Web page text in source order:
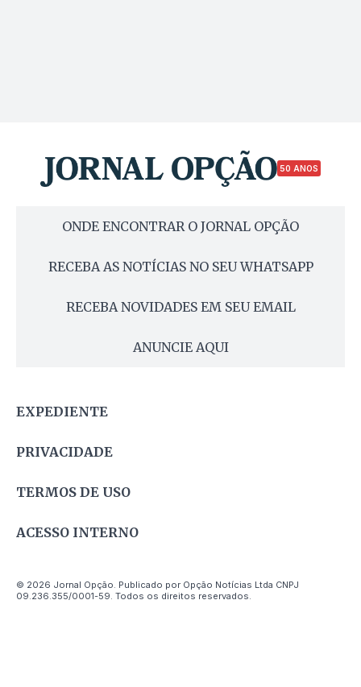
50 ANOS
ONDE ENCONTRAR O JORNAL OPÇÃO
RECEBA AS NOTÍCIAS NO SEU WHATSAPP
RECEBA NOVIDADES EM SEU EMAIL
ANUNCIE AQUI
EXPEDIENTE
PRIVACIDADE
TERMOS DE USO
ACESSO INTERNO
© 2026 Jornal Opção. Publicado por Opção Notícias Ltda CNPJ
09.236.355/0001-59. Todos os direitos reservados.